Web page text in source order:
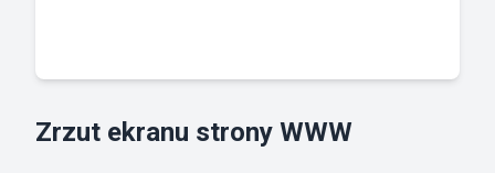
Zrzut ekranu strony WWW